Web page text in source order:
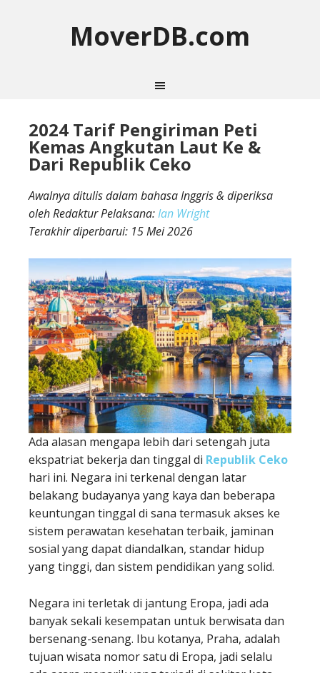
MoverDB.com
2024 Tarif Pengiriman Peti
Kemas Angkutan Laut Ke &
Dari Republik Ceko
Awalnya ditulis dalam bahasa Inggris & diperiksa
oleh Redaktur Pelaksana:Ian Wright
Terakhir diperbarui: 15 Mei 2026
Ada alasan mengapa lebih dari setengah juta
ekspatriat bekerja dan tinggal di Republik Ceko
hari ini. Negara ini terkenal dengan latar
belakang budayanya yang kaya dan beberapa
keuntungan tinggal di sana termasuk akses ke
sistem perawatan kesehatan terbaik, jaminan
sosial yang dapat diandalkan, standar hidup
yang tinggi, dan sistem pendidikan yang solid.
Negara ini terletak di jantung Eropa, jadi ada
banyak sekali kesempatan untuk berwisata dan
bersenang-senang. Ibu kotanya, Praha, adalah
tujuan wisata nomor satu di Eropa, jadi selalu